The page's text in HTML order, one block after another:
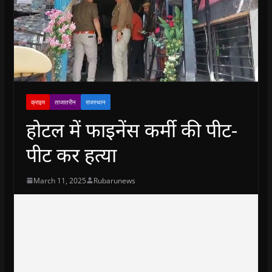
क्राइम ताजातरीन राजस्थान
होटल में फाइनेंस कर्मी की पीट-
पीट कर हत्या
March 11, 2025 Rubarunews